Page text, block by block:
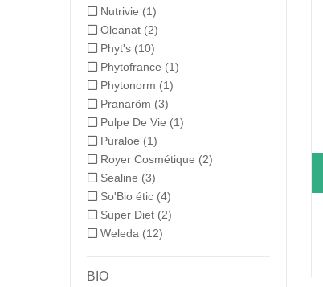
Nutrivie (1)
Oleanat (2)
Phyt's (10)
Phytofrance (1)
Phytonorm (1)
Pranarôm (3)
Pulpe De Vie (1)
Puraloe (1)
Royer Cosmétique (2)
Sealine (3)
So'Bio étic (4)
Super Diet (2)
Weleda (12)
BIO